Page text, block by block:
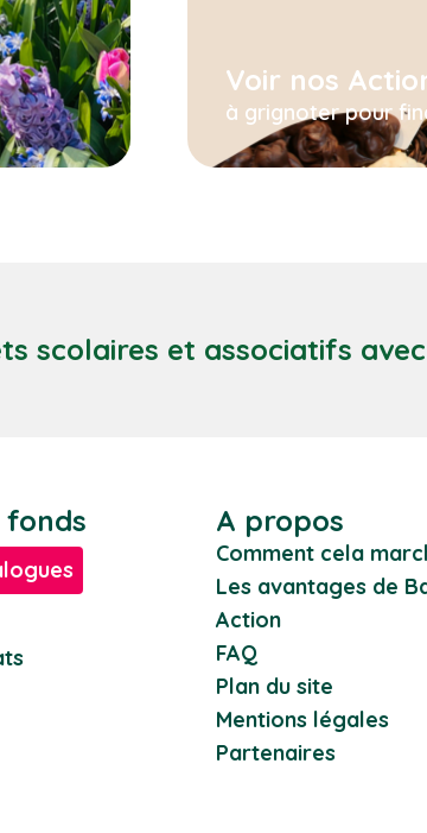
Voir nos
à grignoter pour
scolaires et associatifs
fonds A propos
Comment cela
Les avantages de
Action
FAQ
Plan du site
Mentions légales
Partenaires